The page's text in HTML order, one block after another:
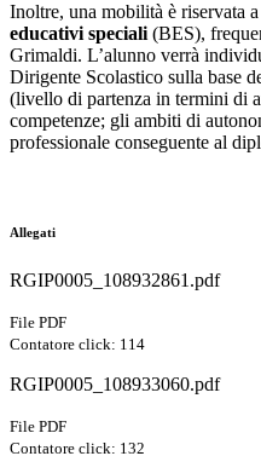
Inoltre, una mobilità è riservata
educativi speciali (BES),
Grimaldi. L’alunno verrà
Dirigente Scolastico sulla base
(livello di partenza in termini di
competenze; gli ambiti di
professionale conseguente al
Allegati
RGIP0005_108932861.pdf
File PDF
Contatore click: 114
RGIP0005_108933060.pdf
File PDF
Contatore click: 132